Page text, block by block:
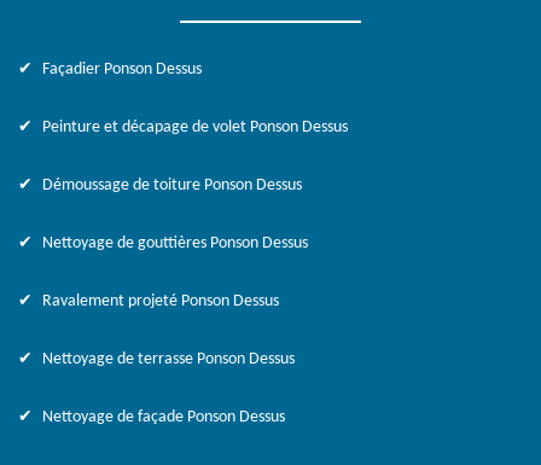
Façadier Ponson Dessus
Peinture et décapage de volet Ponson Dessus
Démoussage de toiture Ponson Dessus
Nettoyage de gouttières Ponson Dessus
Ravalement projeté Ponson Dessus
Nettoyage de terrasse Ponson Dessus
Nettoyage de façade Ponson Dessus